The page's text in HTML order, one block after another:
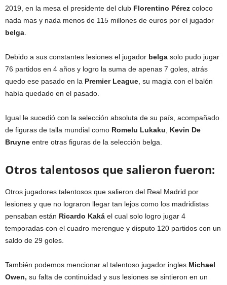
2019, en la mesa el presidente del club Florentino Pérez coloco
nada mas y nada menos de 115 millones de euros por el jugador
belga
Debido a sus constantes lesiones el jugador belga solo pudo jugar
76 partidos en 4 años y logro la suma de apenas 7 goles, atrás
quedo ese pasado en la Premier League , su magia con el balón
había quedado en el pasado.
Igual le sucedió con la selección absoluta de su país, acompañado
de figuras de talla mundial como Romelu Lukaku Kevin De
Bruyne entre otras figuras de la selección belga.
Otros talentosos que salieron fueron:
Otros jugadores talentosos que salieron del Real Madrid por
lesiones y que no lograron llegar tan lejos como los madridistas
pensaban están Ricardo Kaká el cual solo logro jugar 4
temporadas con el cuadro merengue y disputo 120 partidos con un
saldo de 29 goles.
También podemos mencionar al talentoso jugador ingles Michael
Owen, su falta de continuidad y sus lesiones se sintieron en un